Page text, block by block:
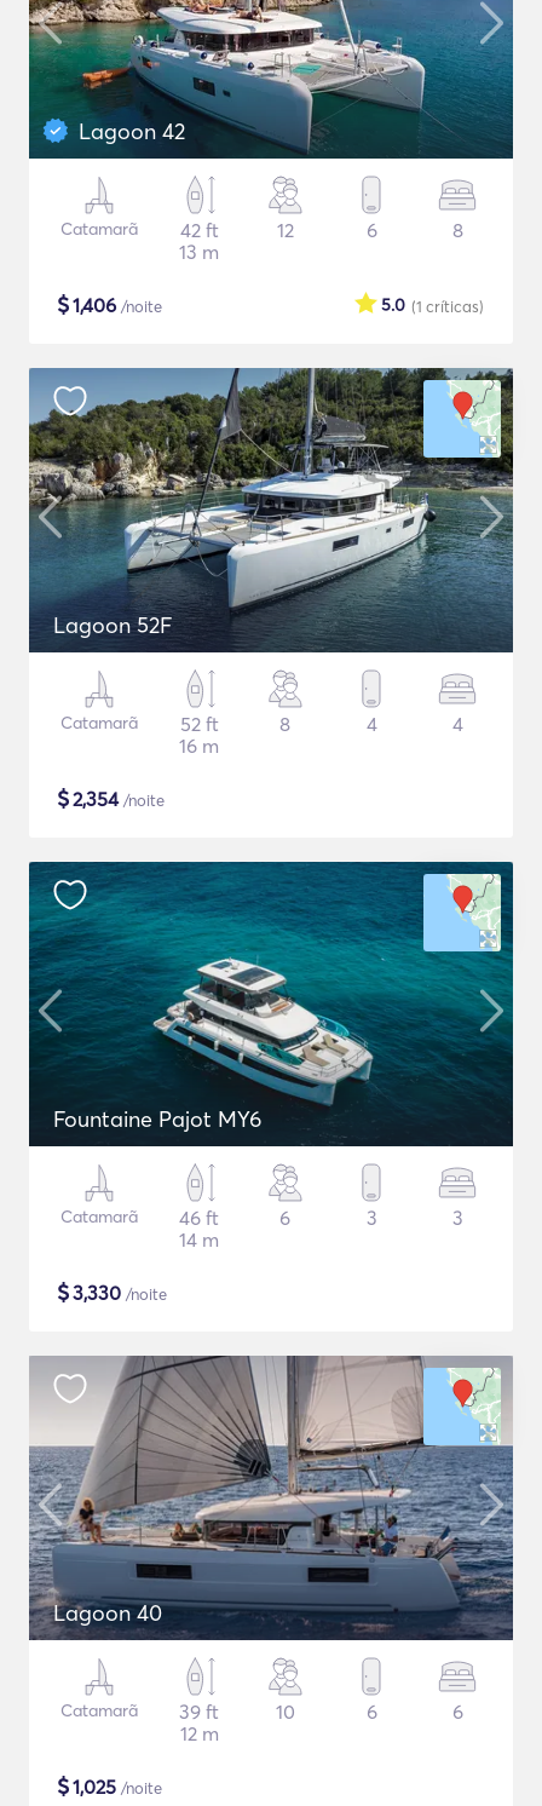
Lagoon 42
Catamarã
42 ft
13 m
12 6 8
$1,406 /noite (1 críticas)
5.0
Lagoon 52F
Catamarã
52 ft
16 m
8 4 4
$2,354/noite
Fountaine Pajot MY6
Catamarã
46 ft
14 m
6 3 3
$3,330 /noite
Lagoon 40
Catamarã
39 ft
12 m
10 6 6
$1,025 /noite